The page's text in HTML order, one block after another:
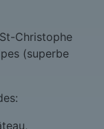
Christophe
(superbe